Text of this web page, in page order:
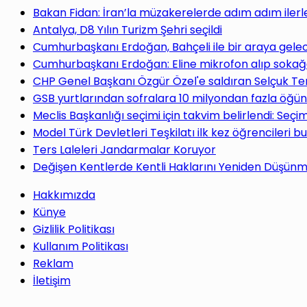
yap
...
Bakan Fidan: İran’la müzakerelerde adım adım
Antalya, D8 Yılın Turizm Şehri seçildi
Cumhurbaşkanı Erdoğan, Bahçeli ile bir araya
Cumhurbaşkanı Erdoğan: Eline mikrofon alıp
CHP Genel Başkanı Özgür Özel'e saldıran Selçuk
GSB yurtlarından sofralara 10 milyondan fazla öğün
Meclis Başkanlığı seçimi için takvim belirlendi:
Model Türk Devletleri Teşkilatı ilk kez öğrencileri
Ters Laleleri Jandarmalar Koruyor
Değişen Kentlerde Kentli Haklarını Yeniden
Hakkımızda
Künye
Gizlilik Politikası
Kullanım Politikası
Reklam
İletişim